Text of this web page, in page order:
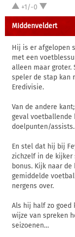
+1/-0
MIddenveldert
Hij is er afgelopen
met een
alleen maar groter.
speler de stap kan
Eredivisie.
Van de andere
geval voetballende
doelpunten/assists.
En stel dat hij bij
zichzelf in de kijker
bonus. Kijk naar
gemiddelde
nergens over.
Als hij half zo goed
wijze van spreken
seizoenen…